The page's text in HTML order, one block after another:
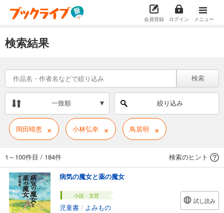
会員登録 ログイン メニュー
検索結果
検索
一致順 絞り込み
岡田晴恵 × 小林弘幸 × 鳥居明 ×
1～100件目 / 184件 検索のヒント
病気の魔女と薬の魔女
小説・文芸
児童書 / よみもの
試し読み